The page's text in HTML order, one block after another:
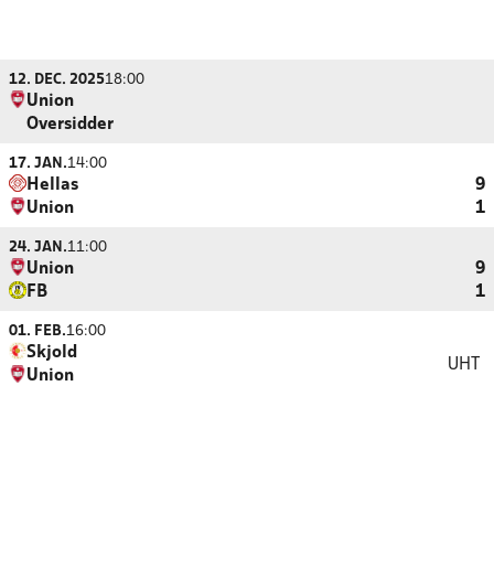
12. DEC. 202518:00
Union
Oversidder
17. JAN.14:00
Hellas
9
Union
1
24. JAN.11:00
Union
9
FB
1
01. FEB.16:00
Skjold
Union
UHT